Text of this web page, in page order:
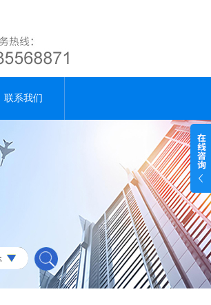
联系我们